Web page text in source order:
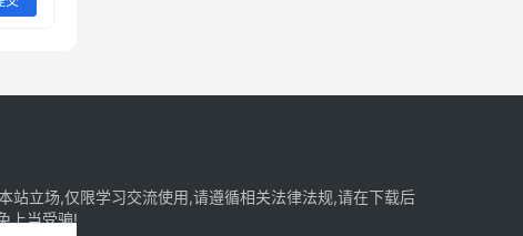
站立场,仅限学习交流使用,请遵循相关法律法规,请在下载后
上当受骗!